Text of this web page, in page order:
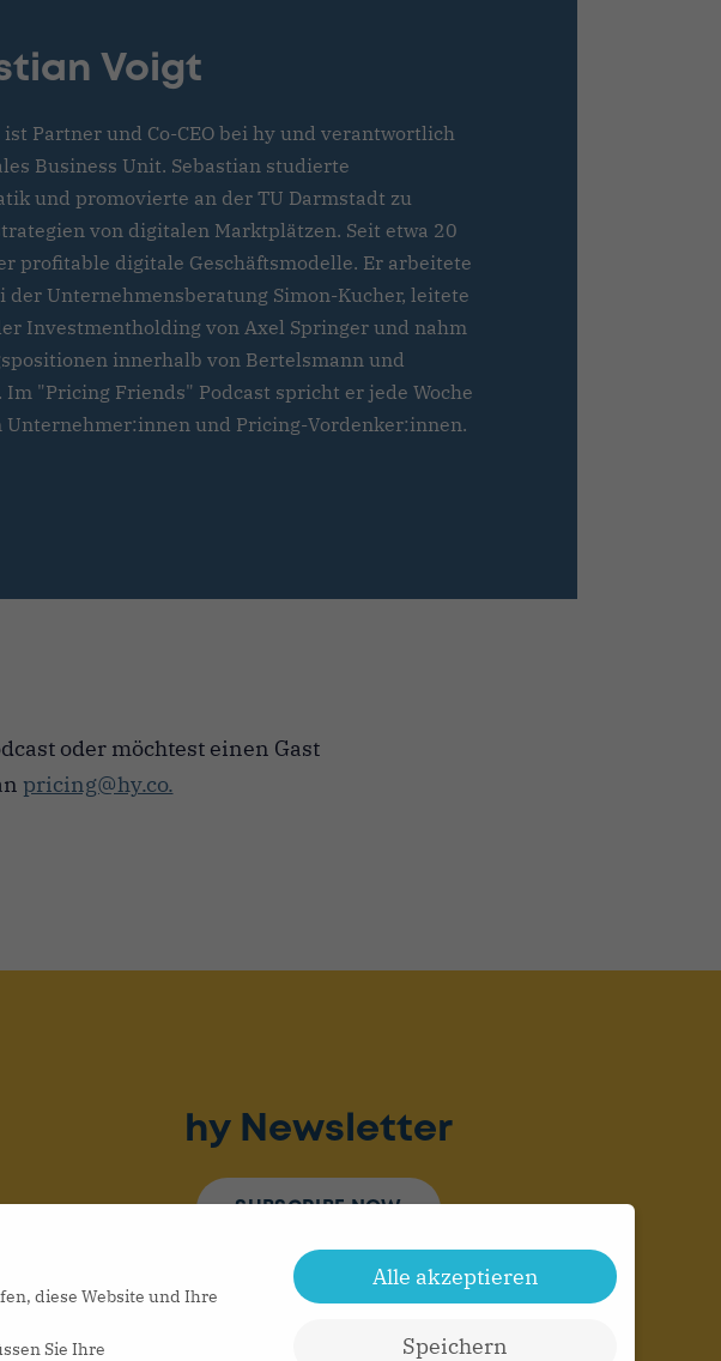
Voigt
ist Partner und Co-CEO bei hy und verantwortlich
Business Unit. Sebastian studierte
und promovierte an der TU Darmstadt zu
von digitalen Marktplätzen. Seit etwa 20
profitable digitale Geschäftsmodelle. Er arbeitete
der Unternehmensberatung Simon-Kucher, leitete
Investmentholding von Axel Springer und nahm
innerhalb von Bertelsmann und
Im "Pricing Friends" Podcast spricht er jede Woche
und Pricing-Vordenker:innen.
oder möchtest einen Gast
pricing@hy.co.
hy Newsletter
SUBSCRIBE NOW
diese Website und Ihre
Sie Ihre
Alle akzeptieren
Speichern